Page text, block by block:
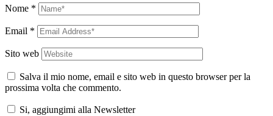
Nome *
Email *
Sito web
Salva il mio nome, email e sito web in questo browser per la
prossima volta che commento.
Si, aggiungimi alla Newsletter